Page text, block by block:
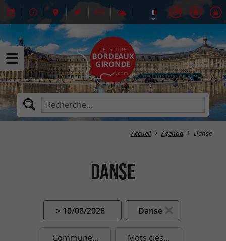
Accueil Agenda Danse
Danse
> 10/08/2026 Danse
Commune... Mots clés...